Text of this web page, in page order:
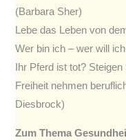
(Barbara Sher)
Lebe das Leben von
Wer bin ich – wer will
Ihr Pferd ist tot?
Freiheit nehmen
Diesbrock)
Zum Thema